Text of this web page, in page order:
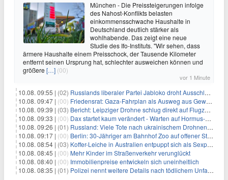
München - Die Preissteigerungen infolge
des Nahost-Konflikts belasten
einkommensschwache Haushalte in
Deutschland deutlich stärker als
wohlhabende. Das zeigt eine neue
Studie des Ifo-Instituts. "Wir sehen, dass
ärmere Haushalte einem Preisschock, der Tausende Kilometer
entfernt seinen Ursprung hat, schlechter ausweichen können und
größere […] (00)
vor 1 Minute
10.08. 09:55 | (02) Russlands liberaler Partei Jabloko droht Ausschluss von Wahl
10.08. 09:47 | (00) Friedensrat: Gaza-Fahrplan als Ausweg aus Gewaltspirale
10.08. 09:39 | (03) Bericht: Leipziger Drohne schlug direkt auf Flugzeug ein
10.08. 09:33 | (00) Dax startet kaum verändert - Warten auf Hormus-Öffnung geht weiter
10.08. 09:26 | (01) Russland: Viele Tote nach ukrainischem Drohnenangriff
10.08. 09:17 | (00) Berlin: 30-Jähriger am Bahnhof Zoo auf offener Straße erschossen
10.08. 08:54 | (03) Koffer-Leiche in Australien entpuppt sich als Sexpuppe
10.08. 08:45 | (00) Mehr Kinder im Straßenverkehr verunglückt
10.08. 08:40 | (00) Immobilienpreise entwickeln sich uneinheitlich
10.08. 08:35 | (01) Polizei nennt weitere Details nach tödlichem Unfall auf B470